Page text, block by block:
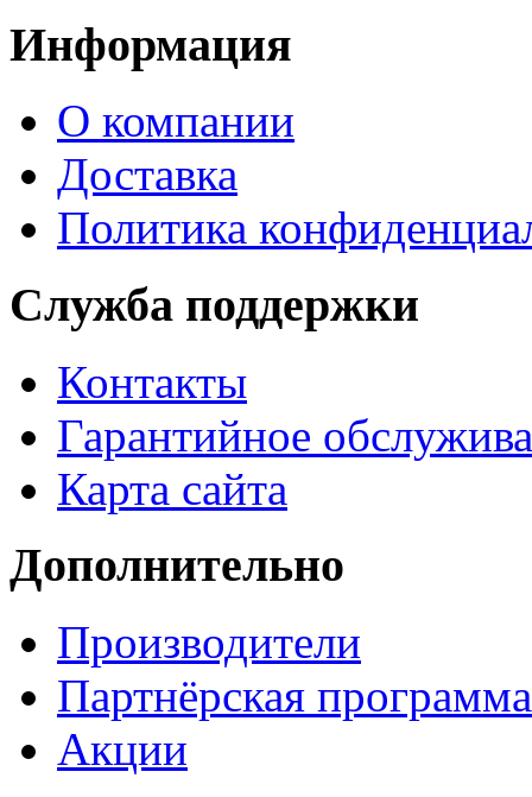
Информация
О компании
Доставка
Политика
Служба поддержки
Контакты
Гарантийное
Карта сайта
Дополнительно
Производители
Партнёрская программа
Акции